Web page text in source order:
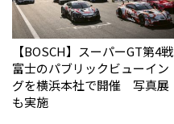
【BOSCH】スーパーGT第4戦
富士のパブリックビューイン
グを横浜本社で開催 写真展
も実施